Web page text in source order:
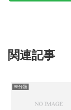
関連記事
未分類